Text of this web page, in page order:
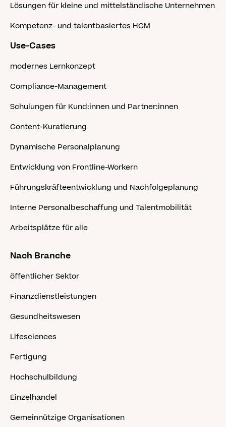
Lösungen für kleine und mittelständische Unternehmen
Kompetenz- und talentbasiertes HCM
Use-Cases
modernes Lernkonzept
Compliance-Management
Schulungen für Kund:innen und Partner:innen
Content-Kuratierung
Dynamische Personalplanung
Entwicklung von Frontline-Workern
Führungskräfteentwicklung und Nachfolgeplanung
Interne Personalbeschaffung und Talentmobilität
Arbeitsplätze für alle
Nach Branche
öffentlicher Sektor
Finanzdienstleistungen
Gesundheitswesen
Lifesciences
Fertigung
Hochschulbildung
Einzelhandel
Gemeinnützige Organisationen